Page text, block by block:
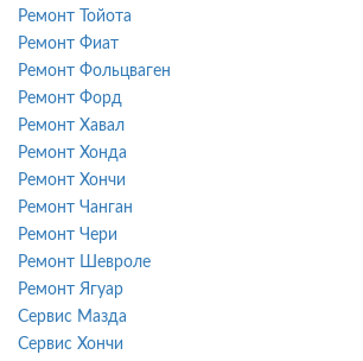
Ремонт Тойота
Ремонт Фиат
Ремонт Фольцваген
Ремонт Форд
Ремонт Хавал
Ремонт Хонда
Ремонт Хончи
Ремонт Чанган
Ремонт Чери
Ремонт Шевроле
Ремонт Ягуар
Сервис Мазда
Сервис Хончи